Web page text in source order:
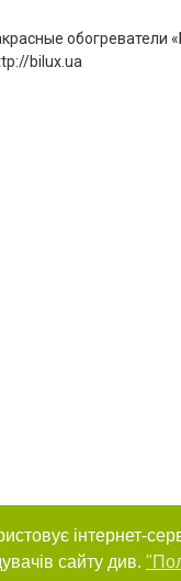
обогреватели
bilux.ua
інтернет-
сайту див.